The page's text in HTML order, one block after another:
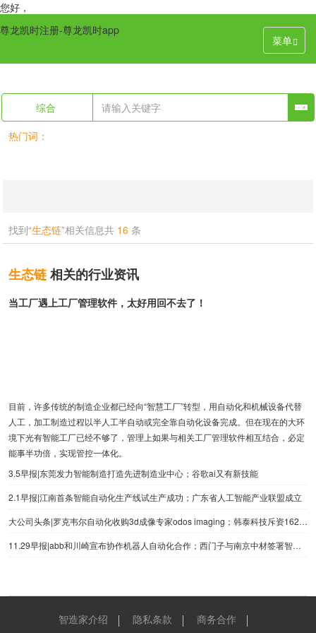
您好，
菜单
尊龙凯时注册-尊龙凯时app
综合
热门词：
找到“生态链”相关信息共 16 条
生态链相关的行业资讯
当工厂遇上工厂管理软件，太好用回不去了！
目前，许多传统的制造企业都已经向“智慧工厂”转型，用自动化和机械设备代替
人工，加工制造过程以半人工半自动或完全靠自动化设备完成。但在现在的大环
境下光有智能工厂已经不够了，管理上如果与相关工厂管理软件相互结合，必定
能事半功倍，实现管控一体化。
3.5早报|东莞发力智能制造打造先进制造业中心；谷歌ai又有新技能
2.1早报|江南首条智能自动化生产线试生产成功；广东省人工智能产业联盟成立
大公司头条|罗克韦尔自动化收购3d成像专家odos imaging；韩泰科技斥资162亿韩元，全资并购tinnos公司
11.29早报|abb和川崎宣布协作机器人自动化合作；西门子与南京中材签署智能制造合作协议
智造家介绍 隐私条款
商务合作